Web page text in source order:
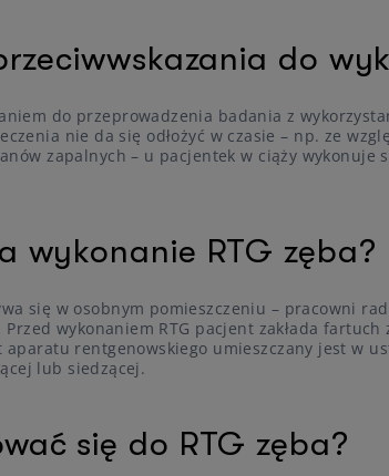
do
do przeprowadzenia badania z
nie da się odłożyć w czasie – np. ze
zapalnych – u pacjentek w ciąży wykonuje
wykonanie RTG zęba?
się w osobnym pomieszczeniu – pracowni
wykonaniem RTG pacjent zakłada fartuch
rentgenowskiego umieszczany jest w
lub siedzącej.
się do RTG zęba?